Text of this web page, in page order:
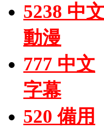
5238 中文
動漫
777 中文
字幕
520 備用